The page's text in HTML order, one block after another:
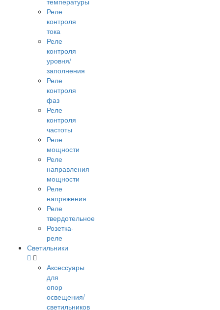
Реле
контроля
тока
Реле
контроля
уровня/
заполнения
Реле
контроля
фаз
Реле
контроля
частоты
Реле
мощности
Реле
направления
мощности
Реле
напряжения
Реле
твердотельное
Розетка-
реле
Светильники
Аксессуары
для
опор
освещения/
светильников